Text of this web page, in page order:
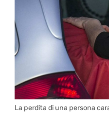
La perdita di una persona